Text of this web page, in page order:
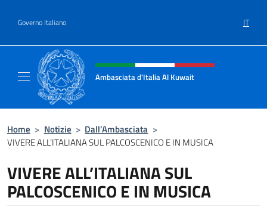
Governo Italiano IT
Intestazione sito, social e menù
Ambasciata d'Italia Al Kuwait
Home > Notizie > Dall’Ambasciata >
VIVERE ALL’ITALIANA SUL PALCOSCENICO E IN MUSICA
VIVERE ALL’ITALIANA SUL
PALCOSCENICO E IN MUSICA